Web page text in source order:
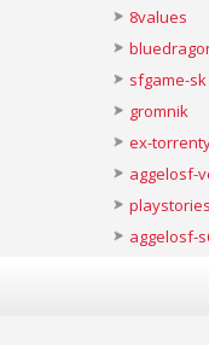
8values
sfgame-sk
gromnik
ex-
aggelosf-
aggelosf-